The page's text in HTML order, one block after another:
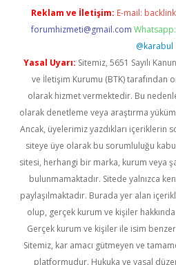
Reklam ve İletişim: E-mail:
forumhizmeti@gmail.com
@karabul
Yasal Uyarı: Sitemiz, 5651 Sayılı
ve İletişim Kurumu (BTK) tarafından
olarak hizmet vermektedir. Bu
olarak denetleme veya araştırma
Ancak, üyelerimiz yazdıkları içeriklerin
siteye üye olarak bu sorumluluğu
sitesi, herhangi bir marka, kurum veya
bulunmamaktadır. Sitede yalnızca
paylaşılmaktadır. Burada yer alan
olup, gerçek kurum ve kişiler
Gerçek kurum ve kişiler ile isim
Sitemiz, kar amacı gütmeyen ve
platformudur. Hukuka ve yasal